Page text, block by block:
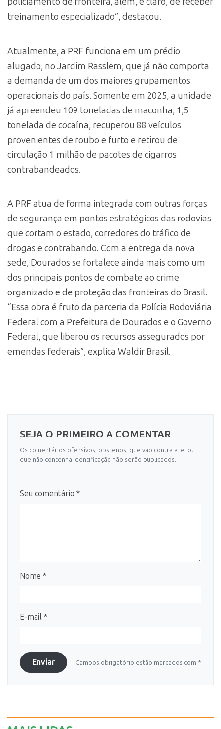
treinamento especializado”, destacou.
Atualmente, a PRF funciona em um prédio
alugado, no Jardim Rasslem, que já não comporta
a demanda de um dos maiores grupamentos
operacionais do país. Somente em 2025, a unidade
já apreendeu 109 toneladas de maconha, 1,5
tonelada de cocaína, recuperou 88 veículos
provenientes de roubo e furto e retirou de
circulação 1 milhão de pacotes de cigarros
contrabandeados.
A PRF atua de forma integrada com outras forças
de segurança em pontos estratégicos das rodovias
que cortam o estado, corredores do tráfico de
drogas e contrabando. Com a entrega da nova
sede, Dourados se fortalece ainda mais como um
dos principais pontos de combate ao crime
organizado e de proteção das fronteiras do Brasil.
“Essa obra é fruto da parceria da Polícia Rodoviária
Federal com a Prefeitura de Dourados e o Governo
Federal, que liberou os recursos assegurados por
emendas federais”, explica Waldir Brasil.
SEJA O PRIMEIRO A COMENTAR
Os comentários ofensivos, obscenos, que vão contra a lei ou
que não contenha identificação não serão publicados.
Seu comentário *
Nome *
E-mail *
Enviar Campos obrigatório estão marcados com *